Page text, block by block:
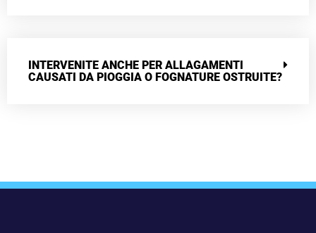
INTERVENITE ANCHE PER ALLAGAMENTI
CAUSATI DA PIOGGIA O FOGNATURE OSTRUITE?